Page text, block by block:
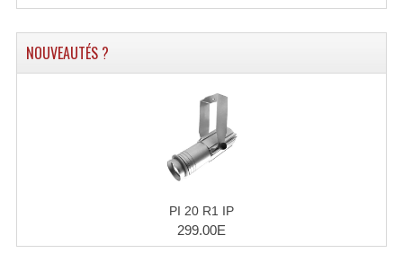
Enceintes Passives Sono
Caissons De Basses
Enceinte Nomade Bluetooth
Enceintes Autonomes Portables Amplifiées
NOUVEAUTÉS ?
PI 20 R1 IP
299.00E